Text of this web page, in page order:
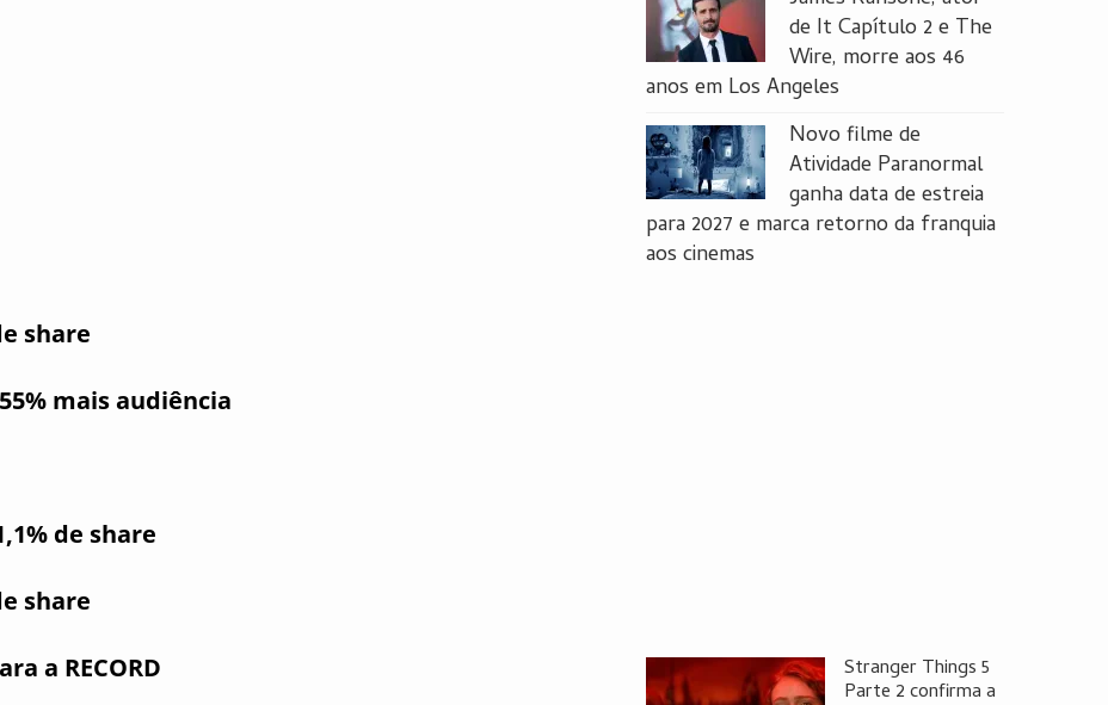
share
55% mais audiência
de share
share
a RECORD
de It Capítulo 2 e The
Wire, morre aos 46
anos em Los Angeles
Novo filme de
Atividade Paranormal
ganha data de estreia
para 2027 e marca retorno da franquia
aos cinemas
Stranger Things 5
Parte 2 confirma a